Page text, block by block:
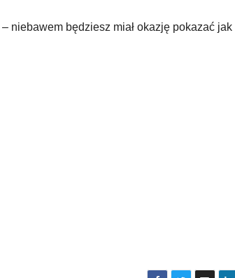
– niebawem będziesz miał okazję pokazać jak